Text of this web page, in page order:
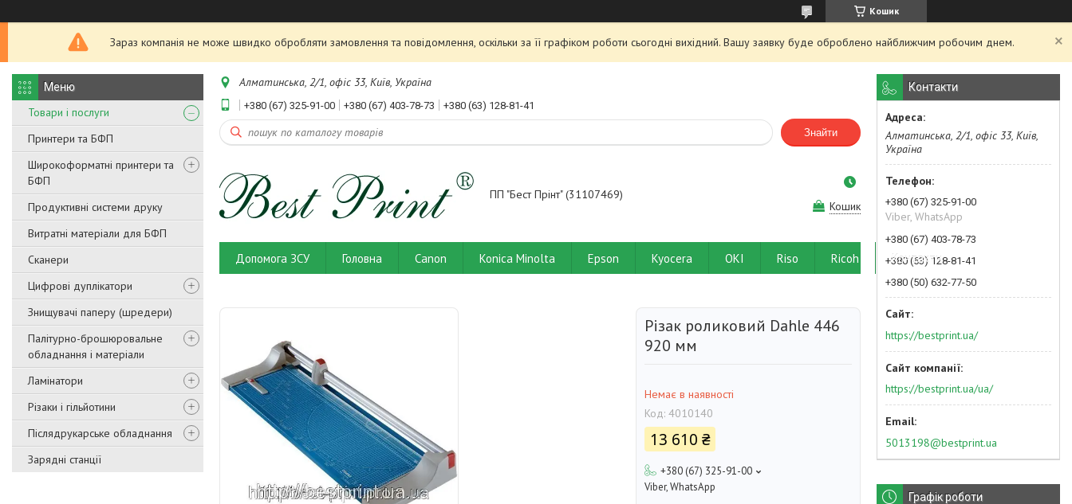
Кошик
Зараз компанія не може швидко обробляти замовлення та повідомлення, оскільки за її графіком роботи сьогодні вихідний. Вашу заявку буде оброблено найближчим робочим днем.
Товари і послуги
Принтери та БФП
Широкоформатні принтери та
БФП
Продуктивні системи друку
Витратні матеріали для БФП
Сканери
Цифрові дуплікатори
Знищувачі паперу (шредери)
Палітурно-брошюровальне
обладнання і матеріали
Ламінатори
Різаки і гільйотини
Післядрукарське обладнання
Зарядні станції
Алматинська, 2/1, офіс 33, Київ, Україна
+380 (67) 325-91-00 +380 (67) 403-78-73 +380 (63) 128-81-41
Знайти
ПП "Бест Прінт" (31107469)
Кошик
Допомога ЗСУ Головна Canon Konica Minolta Epson Kyocera OKI Riso Ricoh Контакти
Різак роликовий Dahle 446
920 мм
Немає в наявності
Код: 4010140
13 610 ₴
+380 (67) 325-91-00
Viber, WhatsApp
Контакти
Алматинська, 2/1, офіс 33, Київ,
Україна
+380 (67) 325-91-00
Viber, WhatsApp
+380 (67) 403-78-73
+380 (63) 128-81-41
+380 (50) 632-77-50
https://bestprint.ua/
https://bestprint.ua/ua/
5013198@bestprint.ua
Графік роботи